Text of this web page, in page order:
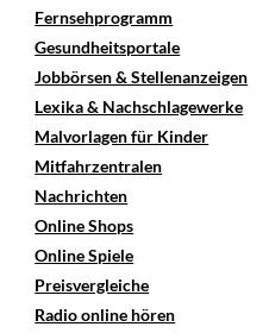
Fernsehprogramm
Gesundheitsportale
Jobbörsen & Stellenanzeigen
Lexika & Nachschlagewerke
Malvorlagen für Kinder
Mitfahrzentralen
Nachrichten
Online Shops
Online Spiele
Preisvergleiche
Radio online hören